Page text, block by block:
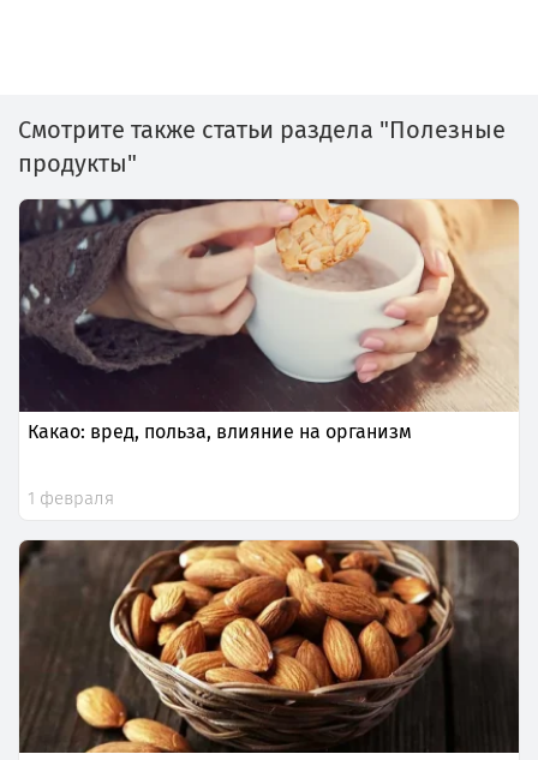
Смотрите также статьи раздела "Полезные
продукты"
Какао: вред, польза, влияние на организм
1 февраля